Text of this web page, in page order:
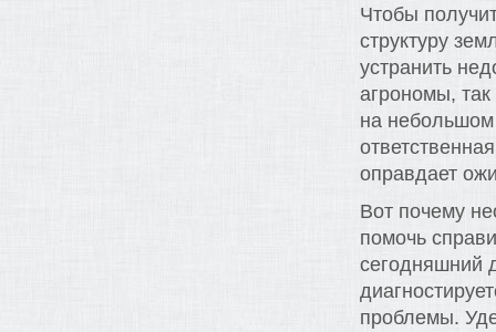
Чтобы
структуру
устранить
агрономы,
на небольшом
оправдает
Вот почему
помочь
сегодняшний
проблемы.